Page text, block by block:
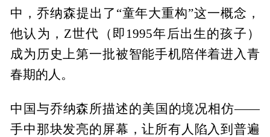
中，乔纳森提出了“童年大重构”这一概念，
他认为，Z世代（即1995年后出生的孩子）
成为历史上第一批被智能手机陪伴着进入青
春期的人。
中国与乔纳森所描述的美国的境况相仿——
手中那块发亮的屏幕，让所有人陷入到普遍